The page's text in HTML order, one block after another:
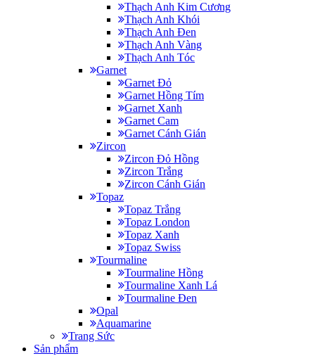
Thạch Anh Kim Cương
Thạch Anh Khói
Thạch Anh Đen
Thạch Anh Vàng
Thạch Anh Tóc
Garnet
Garnet Đỏ
Garnet Hồng Tím
Garnet Xanh
Garnet Cam
Garnet Cánh Gián
Zircon
Zircon Đỏ Hồng
Zircon Trắng
Zircon Cánh Gián
Topaz
Topaz Trắng
Topaz London
Topaz Xanh
Topaz Swiss
Tourmaline
Tourmaline Hồng
Tourmaline Xanh Lá
Tourmaline Đen
Opal
Aquamarine
Trang Sức
Sản phẩm